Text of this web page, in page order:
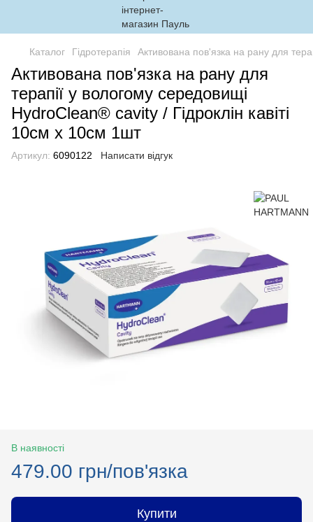
Каталог Гідротерапія Активована пов'язка на рану для
Активована пов'язка на рану для
терапії у вологому середовищі
HydroClean® cavity / Гідроклін кавіті
10см х 10см 1шт
Артикул: 6090122 Написати відгук
В наявності
479.00 грн/пов'язка
Купити